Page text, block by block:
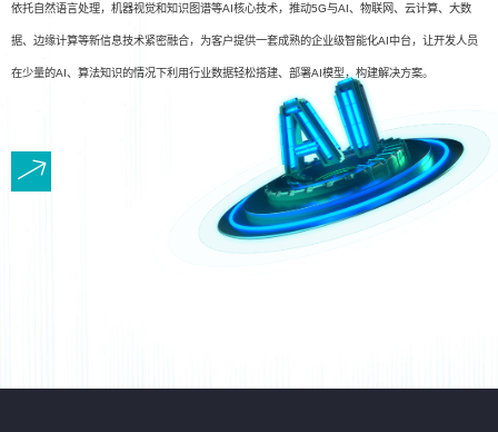
依托自然语言处理，机器视觉和知识图谱等AI核心技术，推动5G与AI、物联网、云计算、大数
据、边缘计算等新信息技术紧密融合，为客户提供一套成熟的企业级智能化AI中台，让开发人员
在少量的AI、算法知识的情况下利用行业数据轻松搭建、部署AI模型，构建解决方案。